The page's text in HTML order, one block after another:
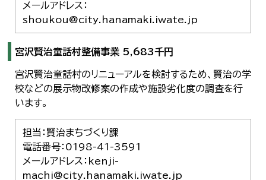
メールアドレス：
shoukou@city.hanamaki.iwate.jp
宮沢賢治童話村整備事業 5,683千円
宮沢賢治童話村のリニューアルを検討するため、賢治の学
校などの展示物改修案の作成や施設劣化度の調査を行
います。
担当：賢治まちづくり課
電話番号：0198-41-3591
メールアドレス：kenji-
machi@city.hanamaki.iwate.jp